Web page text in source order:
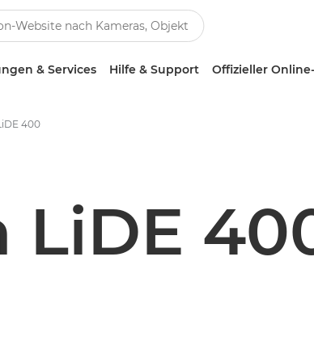
& Services Hilfe & Support Offizieller
400
LiDE